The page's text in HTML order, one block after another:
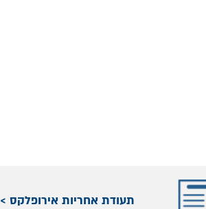
תעודת אחריות אירופלקס >